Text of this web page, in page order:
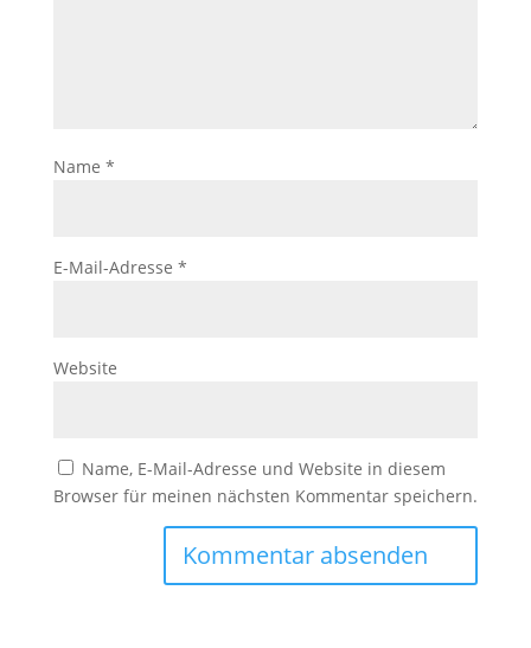
Name *
E-Mail-Adresse *
Website
Name, E-Mail-Adresse und Website in diesem
Browser für meinen nächsten Kommentar speichern.